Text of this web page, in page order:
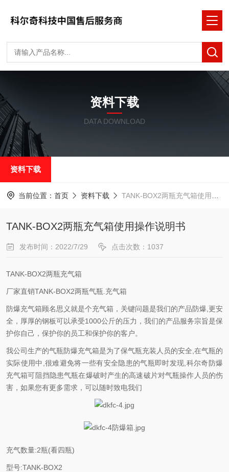
资料下载
DATA DOWNLOAD
资料下载
当前位置： 首页 资料下载 TANK-BOX2两瓶充气箱使用操作说明书
TANK-BOX2两瓶充气箱使用操作说明书
发布时间：2022/7/29 点击次数：1037
TANK-BOX2两瓶充气箱
厂家直销TANK-BOX2两瓶气瓶.充气箱
防爆充气箱顾名思义就是个充气箱，关键问题是我们的产品防爆,更安
全，厚厚的钢板可以承受1000公斤的压力，我们的产品服务宗旨是保
护你自己，保护你的员工和保护你的客户。
我公司生产的气瓶防爆充气箱是为了保气瓶充装人员的安全,在气瓶的
实际使用中,很难避免将一些有安全隐患的气瓶即时发现,科尔奇防爆
充气箱可阻挡隐患气瓶在爆破时产生的高速破片对气瓶操作人员的伤
害，如果您有更多需求，可以随时致电我们
充气数量:2瓶(看四瓶)
型号:TANK-BOX2